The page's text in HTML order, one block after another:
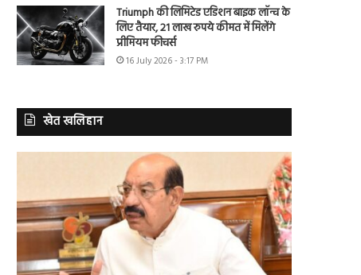
Triumph की लिमिटेड एडिशन बाइक लॉन्च के
लिए तैयार, 21 लाख रुपये कीमत में मिलेंगे
प्रीमियम फीचर्स
16 July 2026 - 3:17 PM
खेत खलिहान